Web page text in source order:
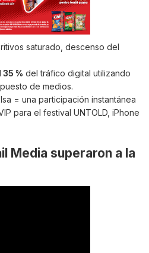
saturado, descenso del
35 % del tráfico digital utilizando
de medios.
= una participación instantánea
para el festival UNTOLD, iPhone
Media superaron a la